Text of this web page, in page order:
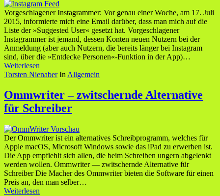
Vorgeschlagener Instagrammer: Vor genau einer Woche, am 17. Juli
2015, informierte mich eine Email darüber, dass man mich auf die
Liste der »Suggested User« gesetzt hat. Vorgeschlagener
Instagrammer ist jemand, dessen Konten neuen Nutzern bei der
Anmeldung (aber auch Nutzern, die bereits länger bei Instagram
sind, über die »Entdecke Personen«-Funktion in der App)…
Weiterlesen
Torsten Nienaber In Allgemein
Ommwriter – zwitschernde Alternative
für Schreiber
Der Ommwriter ist ein alternatives Schreibprogramm, welches für
Apple macOS, Microsoft Windows sowie das iPad zu erwerben ist.
Die App empfiehlt sich allen, die beim Schreiben ungern abgelenkt
werden wollen. Ommwriter — zwitschernde Alternative für
Schreiber Die Macher des Ommwriter bieten die Software für einen
Preis an, den man selber…
Weiterlesen